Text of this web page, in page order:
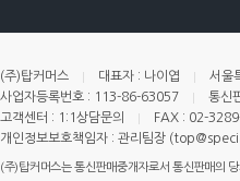
(주)탑커머스 대표자 : 나이엽
서울
사업자등록번호 : 113-86-63057
통신
고객센터 : 1:1상담문의
FAX : 02-
개인정보보호책임자 : 관리팀장
(주)탑커머스는 통신판매중개자로서 통신판매의